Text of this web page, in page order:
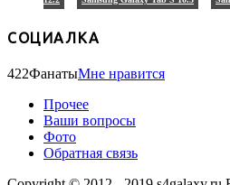
СОЦИАЛКА
422ФанатыМне нравится
Прочее
Ваши вопросы
Фото
Обратная связь